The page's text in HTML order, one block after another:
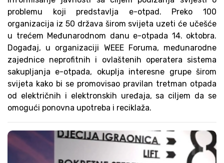
problemu koji predstavlja e-otpad. Preko 100
organizacija iz 50 država širom svijeta uzeti će učešće
u trećem Međunarodnom danu e-otpada 14. oktobra.
Događaj, u organizaciji WEEE Foruma, međunarodne
zajednice neprofitnih i ovlaštenih operatera sistema
sakupljanja e-otpada, okuplja interesne grupe širom
svijeta kako bi se promovisao pravilan tretman otpada
od električnih i elektronskih uređaja, sa ciljem da se
omogući ponovna upotreba i reciklaža.